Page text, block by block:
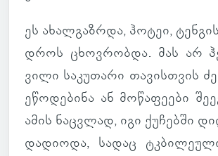
ეს ახალ­გაზ­რდა, ჰოტეი,
დროს ცხოვ­რობდა. მას არ
ვილი სა­კუ­თარი თა­ვის­თვის
ეწო­დე­ბინა ან მო­წა­ფე­ები
ამის ნაც­ვლად, იგი ქუ­ჩებში
და­დი­ოდა, სადაც